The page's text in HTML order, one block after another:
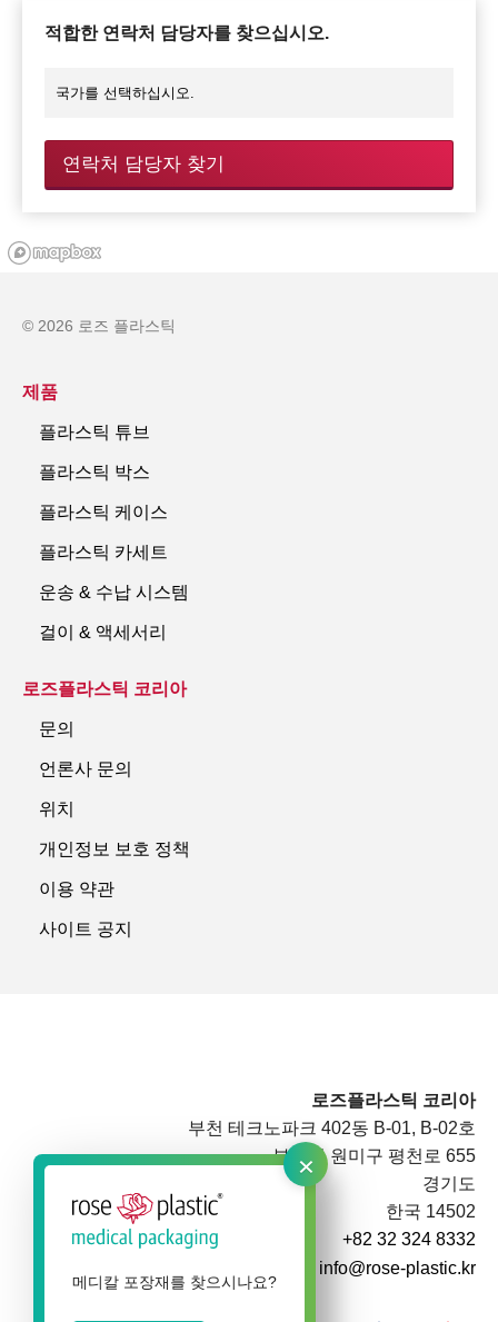
×
메디칼 포장재를 찾으시나요?
적합한 연락처 담당자를 찾으십시오.
연락처 담당자 찾기
로즈플라스틱 코리아
부천 테크노파크 402동 B-01, B-02호
부천시 원미구 평천로 655
경기도
한국 14502
+82 32 324 8332
info@rose-plastic.kr
© 2026 로즈 플라스틱
제품
플라스틱 튜브
플라스틱 박스
플라스틱 케이스
플라스틱 카세트
운송 & 수납 시스템
걸이 & 액세서리
로즈플라스틱 코리아
문의
언론사 문의
위치
개인정보 보호 정책
이용 약관
사이트 공지